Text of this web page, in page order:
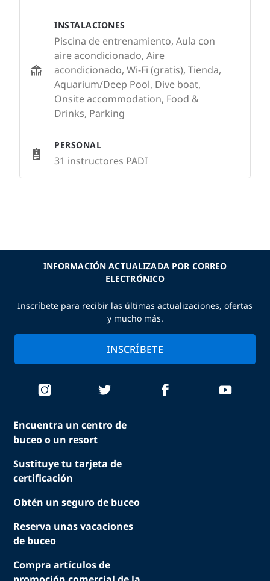
INSTALACIONES
Piscina de entrenamiento, Aula con
aire acondicionado, Aire
acondicionado, Wi-Fi (gratis), Tienda,
Aquarium/Deep Pool, Dive boat,
Onsite accommodation, Food &
Drinks, Parking
PERSONAL
31 instructores PADI
Encuentra un centro de
buceo o un resort
Sustituye tu tarjeta de
certificación
Obtén un seguro de buceo
Reserva unas vacaciones
de buceo
Compra artículos de
INFORMACIÓN ACTUALIZADA POR CORREO
ELECTRÓNICO
Inscríbete para recibir las últimas actualizaciones, ofertas
y mucho más.
INSCRÍBETE